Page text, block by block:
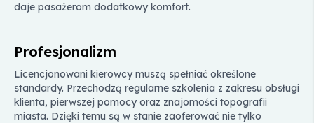
daje pasażerom dodatkowy komfort.
Profesjonalizm
Licencjonowani kierowcy muszą spełniać określone
standardy. Przechodzą regularne szkolenia z zakresu obsługi
klienta, pierwszej pomocy oraz znajomości topografii
miasta. Dzięki temu są w stanie zaoferować nie tylko